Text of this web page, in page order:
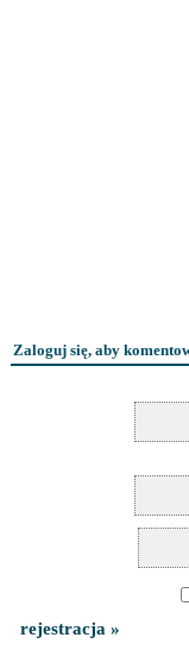
Zaloguj się, aby
rejestracja »